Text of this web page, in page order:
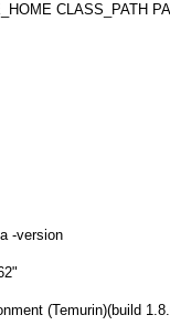
CLASS_PATH
-version
(Temurin)(build